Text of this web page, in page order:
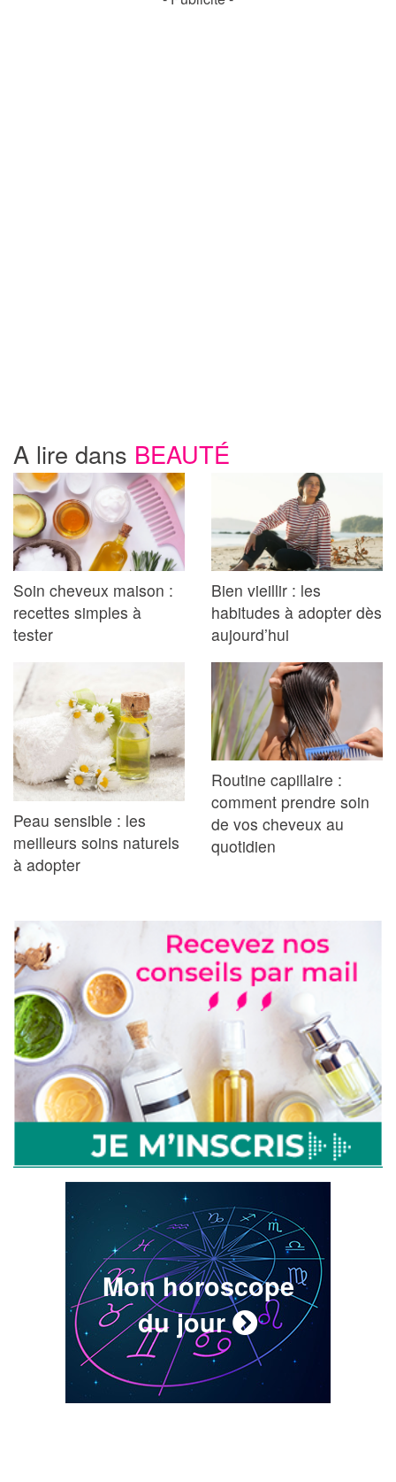
A lire dans BEAUTÉ
Soin cheveux maison :
recettes simples à
tester
Bien vieillir : les
habitudes à adopter dès
aujourd’hui
Peau sensible : les
meilleurs soins naturels
à adopter
Routine capillaire :
comment prendre soin
de vos cheveux au
quotidien
Mon horoscope
du jour